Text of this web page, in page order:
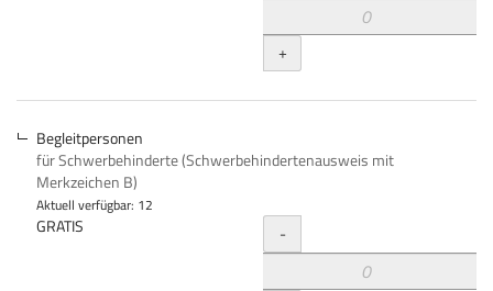
+
Begleitpersonen
für Schwerbehinderte (Schwerbehindertenausweis mit
Merkzeichen B)
Aktuell verfügbar: 12
GRATIS Menge
-